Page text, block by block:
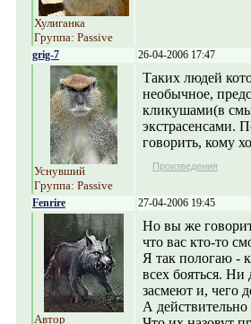
Хулиганка
Группа: Passive
grig-7 26-04-2006 17:47
Уснувший
Группа: Passive
Таких людей
необычное,
кликушами(в
экстрасенсами.
говорить, кому
Произведения
Fenrire 27-04-2006 19:45
Автор
Но вы же
что вас кто-то
Я так пологаю -
всех бояться. Ни
засмеют и, чего
А действительно